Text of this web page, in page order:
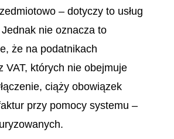
– dotyczy to usług
nie oznacza to
że na podatnikach
VAT, których nie obejmuje
ciąży obowiązek
przy pomocy systemu –